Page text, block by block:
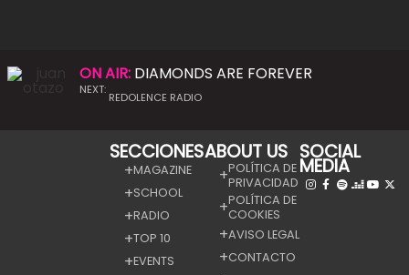
ON AIR: DIAMONDS ARE FOREVER
NEXT:
REDOLENCE RADIO
SECCIONES
MAGAZINE
SCHOOL
RADIO
TOP 10
EVENTS
ABOUT US
POLÍTICA DE
PRIVACIDAD
POLÍTICA DE
COOKIES
AVISO LEGAL
CONTACTO
SOCIAL
MEDIA